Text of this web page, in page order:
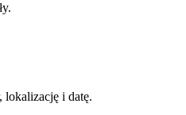
lokalizację i datę.